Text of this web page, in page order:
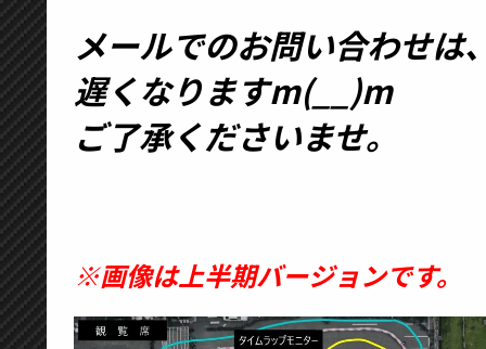
メールでのお問い合わせは
遅くなりますm(__)m
ご了承くださいませ。
※画像は上半期バージョンです。